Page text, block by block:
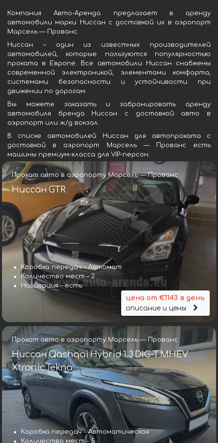
Компания Авто-Аренда предлагает в аренду
автомобили марки Ниссан с доставкой их в аэропорт
Марсель — Прованс.
Ниссан – один из известных производителей
автомобилей, которые пользуются популярностью
проката в Европе. Все автомобили Ниссан снабжены
современной электроникой, элементами комфорта,
системами безопасности и устойчивости при
движении по дорогам.
Вы можете заказать и забронировать аренду
автомобиля бренда Ниссан с доставкой авто в
аэропорт или ж/д вокзал.
В списке автомобилей Ниссан для автопроката с
доставкой в аэропорт Марсель — Прованс есть
машины премиум-класса для VIP-персон.
Прокат авто в аэропорту Марсель — Прованс
Ниссан GTR
Коробка передач – Автомат
Количество мест – 2
Навигация – есть
цена от €1143 в день
описание и цены
Прокат авто в аэропорту Марсель — Прованс
Ниссан Qashqai Hybrid 1.3 DIG-T MHEV
Xtronic Tekna
Коробка передач – Автоматическая
Количество мест – 5